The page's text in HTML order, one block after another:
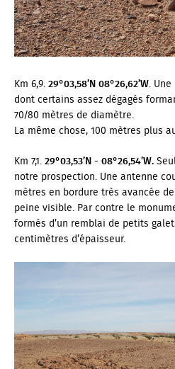
Km 6,9.29°03,58’N 08°26,62’W.
dont certains assez dégagés
70/80 mètres de diamètre.
La même chose, 100 mètres plus
Km 7,1.29°03,53’N - 08°26,54’W.
notre prospection. Une antenne
mètres en bordure très avancée
peine visible. Par contre le
formés d’un remblai de petits
centimètres d’épaisseur.